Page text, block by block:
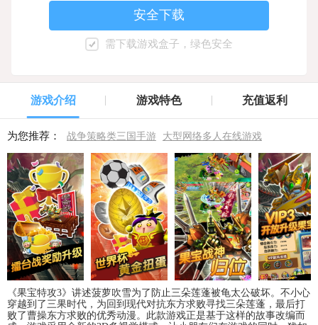
安全下载
需下载游戏盒子，绿色安全
游戏介绍 游戏特色 充值返利
为您推荐： 战争策略类三国手游 大型网络多人在线游戏
《果宝特攻3》讲述菠萝吹雪为了防止三朵莲蓬被龟太公破坏。不小心
穿越到了三果时代，为回到现代对抗东方求败寻找三朵莲蓬，最后打
败了曹操东方求败的优秀动漫。此款游戏正是基于这样的故事改编而